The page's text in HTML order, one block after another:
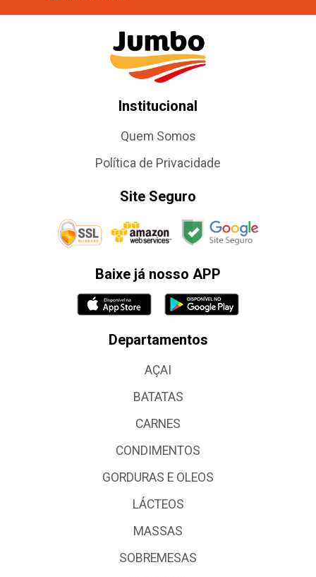
Institucional
Quem Somos
Política de Privacidade
Site Seguro
Baixe já nosso APP
Departamentos
AÇAI
BATATAS
CARNES
CONDIMENTOS
GORDURAS E OLEOS
LÁCTEOS
MASSAS
SOBREMESAS